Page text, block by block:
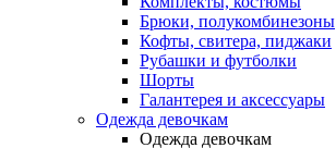
Брюки, полукомбинезоны
Кофты, свитера, пиджаки
Рубашки и футболки
Шорты
Галантерея и аксессуары
Одежда девочкам
Одежда девочкам